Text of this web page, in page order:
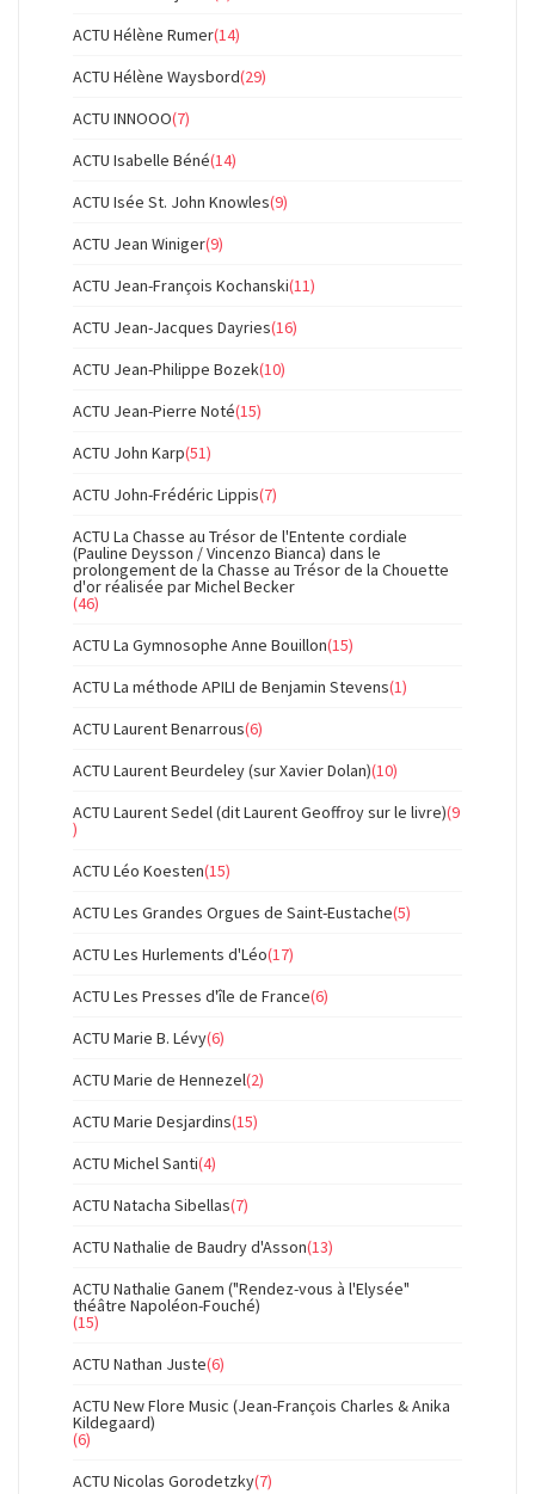
ACTU Hélène Rumer(14)
ACTU Hélène Waysbord(29)
ACTU INNOOO(7)
ACTU Isabelle Béné(14)
ACTU Isée St. John Knowles(9)
ACTU Jean Winiger(9)
ACTU Jean-François Kochanski(11)
ACTU Jean-Jacques Dayries(16)
ACTU Jean-Philippe Bozek(10)
ACTU Jean-Pierre Noté(15)
ACTU John Karp(51)
ACTU John-Frédéric Lippis(7)
ACTU La Chasse au Trésor de l'Entente cordiale
(Pauline Deysson / Vincenzo Bianca) dans le
prolongement de la Chasse au Trésor de la Chouette
d'or réalisée par Michel Becker
(46)
ACTU La Gymnosophe Anne Bouillon(15)
ACTU La méthode APILI de Benjamin Stevens(1)
ACTU Laurent Benarrous(6)
ACTU Laurent Beurdeley (sur Xavier Dolan)(10)
ACTU Laurent Sedel (dit Laurent Geoffroy sur le livre)(9
)
ACTU Léo Koesten(15)
ACTU Les Grandes Orgues de Saint-Eustache(5)
ACTU Les Hurlements d'Léo(17)
ACTU Les Presses d'île de France(6)
ACTU Marie B. Lévy(6)
ACTU Marie de Hennezel(2)
ACTU Marie Desjardins(15)
ACTU Michel Santi(4)
ACTU Natacha Sibellas(7)
ACTU Nathalie de Baudry d'Asson(13)
ACTU Nathalie Ganem ("Rendez-vous à l'Elysée"
théâtre Napoléon-Fouché)
(15)
ACTU Nathan Juste(6)
ACTU New Flore Music (Jean-François Charles & Anika
Kildegaard)
(6)
ACTU Nicolas Gorodetzky(7)